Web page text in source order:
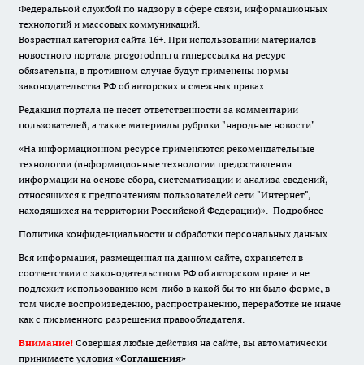
Федеральной службой по надзору в сфере связи, информационных
технологий и массовых коммуникаций.
Возрастная категория сайта 16+. При использовании материалов
новостного портала progorodnn.ru гиперссылка на ресурс
обязательна, в противном случае будут применены нормы
законодательства РФ об авторских и смежных правах.
Редакция портала не несет ответственности за комментарии
пользователей, а также материалы рубрики "народные новости".
«На информационном ресурсе применяются рекомендательные
технологии (информационные технологии предоставления
информации на основе сбора, систематизации и анализа сведений,
относящихся к предпочтениям пользователей сети "Интернет",
находящихся на территории Российской Федерации)». Подробнее
Политика конфиденциальности и обработки персональных данных
Вся информация, размещенная на данном сайте, охраняется в
соответствии с законодательством РФ об авторском праве и не
подлежит использованию кем-либо в какой бы то ни было форме, в
том числе воспроизведению, распространению, переработке не иначе
как с письменного разрешения правообладателя.
Внимание! Совершая любые действия на сайте, вы автоматически
принимаете условия «Cоглашения»